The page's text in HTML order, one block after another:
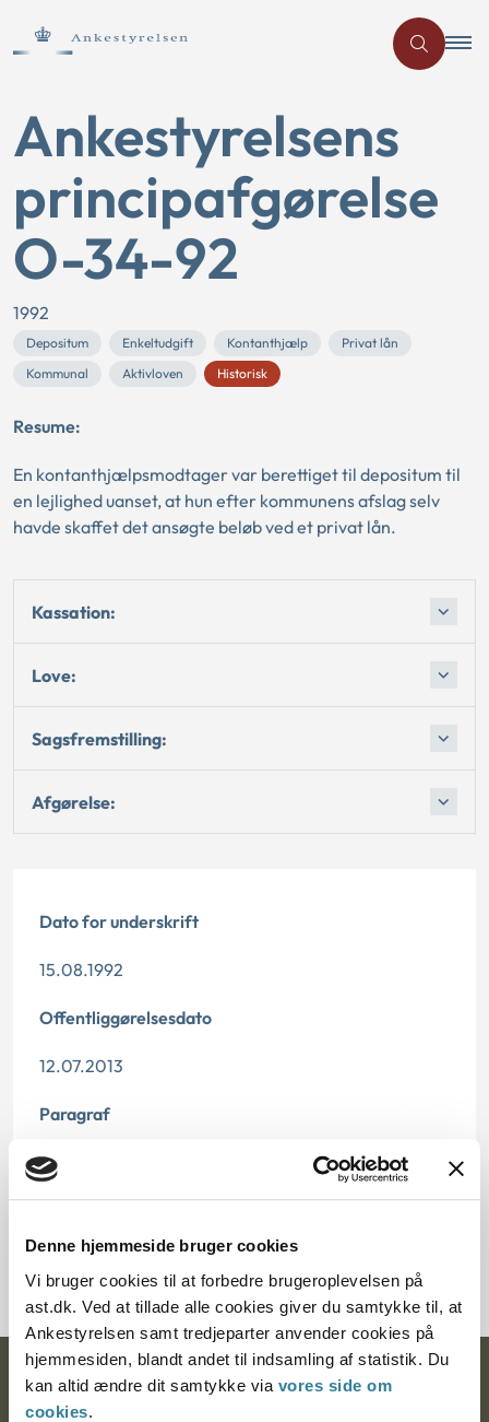
Denne hjemmeside bruger cookies
Vi bruger cookies til at forbedre brugeroplevelsen på
ast.dk. Ved at tillade alle cookies giver du samtykke til, at
Ankestyrelsen samt tredjeparter anvender cookies på
hjemmesiden, blandt andet til indsamling af statistik. Du
kan altid ændre dit samtykke via vores side om
cookies.
Ankestyrelsens
principafgørelse
O-34-92
1992
Depositum Enkeltudgift Kontanthjælp
Privat lån
Kommunal
Aktivloven Historisk
Resume:
En kontanthjælpsmodtager var berettiget til depositum til
en lejlighed uanset, at hun efter kommunens afslag selv
havde skaffet det ansøgte beløb ved et privat lån.
Kassation:
Love:
Sagsfremstilling:
Afgørelse:
Dato for underskrift
15.08.1992
Offentliggørelsesdato
12.07.2013
Paragraf
§ 46
21161-90
Ankestyrelsen